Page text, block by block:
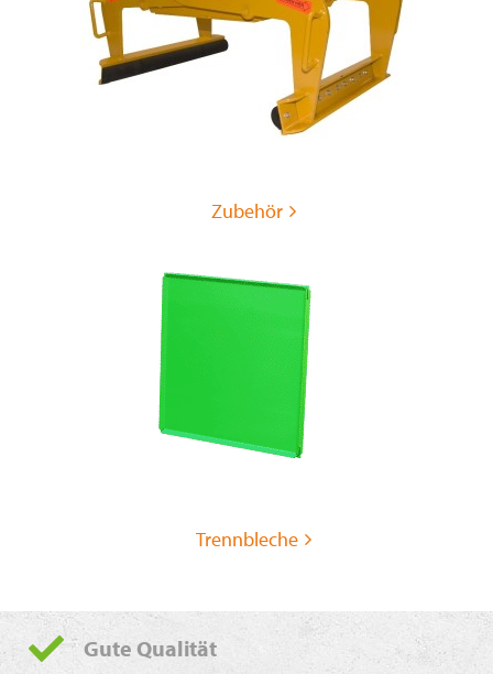
Zubehör
Trennbleche
Gute Qualität